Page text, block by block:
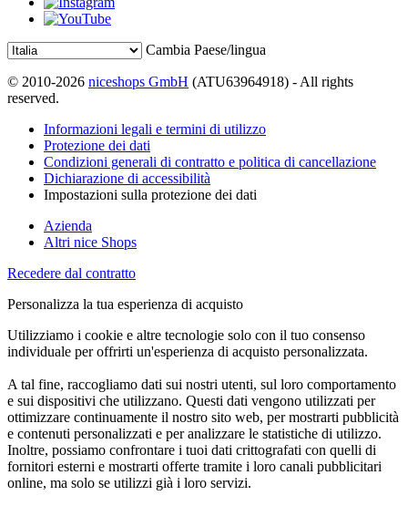
Cambia Paese/lingua
© 2010-2026 niceshops GmbH (ATU63964918) - All rights
reserved.
Informazioni legali e termini di utilizzo
Protezione dei dati
Condizioni generali di contratto e politica di cancellazione
Dichiarazione di accessibilità
Impostazioni sulla protezione dei dati
Azienda
Altri nice Shops
Recedere dal contratto
Personalizza la tua esperienza di acquisto
Utilizziamo i cookie e altre tecnologie solo con il tuo consenso
individuale per offrirti un'esperienza di acquisto personalizzata.
A tal fine, raccogliamo dati sui nostri utenti, sul loro comportamento
e sui dispositivi che utilizzano. Questi dati vengono utilizzati per
ottimizzare continuamente il nostro sito web, per mostrarti pubblicità
e contenuti personalizzati e per analizzare le statistiche di utilizzo.
Inoltre, possiamo confrontare i tuoi dati crittografati con quelli di
fornitori esterni e mostrarti offerte tramite i loro canali pubblicitari
online, ma solo se utilizzi già i loro servizi.